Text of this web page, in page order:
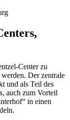
Center zu
Der zentrale
und als Teil des
auch zum Vorteil
in einen